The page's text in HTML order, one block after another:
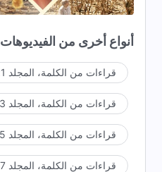
أنواع أخرى من الفيديوهات
قراءات من الكلمة، المجلد 1: ظهور الله وعمله
قراءات من الكلمة، المجلد 3: أحاديث مسيح الأيام الأخيرة
قراءات من الكلمة، المجلد 5: مسؤوليات القادة والعاملين
قراءات من الكلمة، المجلد 7: حول السعي إلى الحق